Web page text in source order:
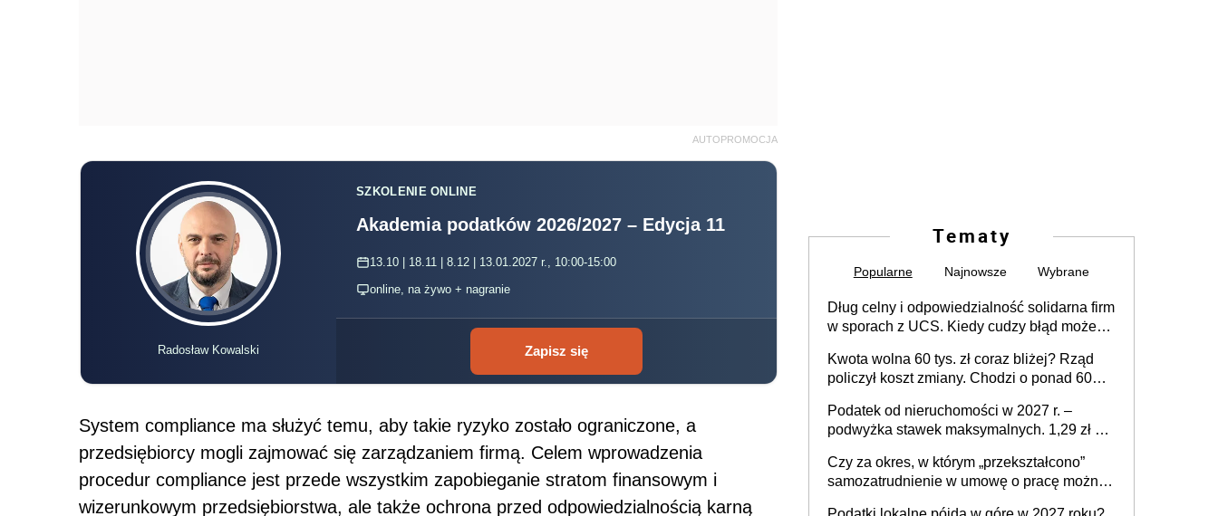
AUTOPROMOCJA
Radosław Kowalski
SZKOLENIE ONLINE
Akademia podatków 2026/2027 – Edycja 11
13.10 | 18.11 | 8.12 | 13.01.2027 r., 10:00-15:00
online, na żywo + nagranie
Zapisz się
System compliance ma służyć temu, aby takie ryzyko zostało ograniczone, a
przedsiębiorcy mogli zajmować się zarządzaniem firmą. Celem wprowadzenia
procedur compliance jest przede wszystkim zapobieganie stratom finansowym i
wizerunkowym przedsiębiorstwa, ale także ochrona przed odpowiedzialnością karną
Tematy
Popularne Najnowsze Wybrane
Dług celny i odpowiedzialność solidarna firm
w sporach z UCS. Kiedy cudzy błąd może
Kwota wolna 60 tys. zł coraz bliżej? Rząd
policzył koszt zmiany. Chodzi o ponad 60
Podatek od nieruchomości w 2027 r. –
podwyżka stawek maksymalnych. 1,29 zł za
budynków i lokali związanych z
prowadzeniem działalności gospodarczej
Czy za okres, w którym „przekształcono”
samozatrudnienie w umowę o pracę można